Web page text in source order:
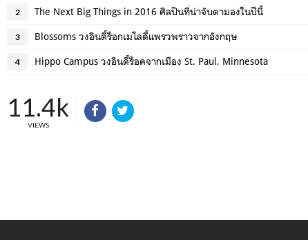
2 The Next Big Things in 2016 ศิลปินที่น่าจับตามองในปีนี้
3 Blossoms วงอินดี้ร็อกเมโลดี้แพรวพราวจากอังกฤษ
4 Hippo Campus วงอินดี้ร็อคจากเมือง St. Paul, Minnesota
11.4k
VIEWS